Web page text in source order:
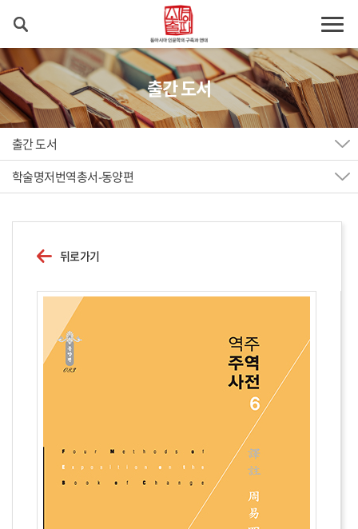
출간 도서
출간 도서
학술명저번역총서-동양편
뒤로가기